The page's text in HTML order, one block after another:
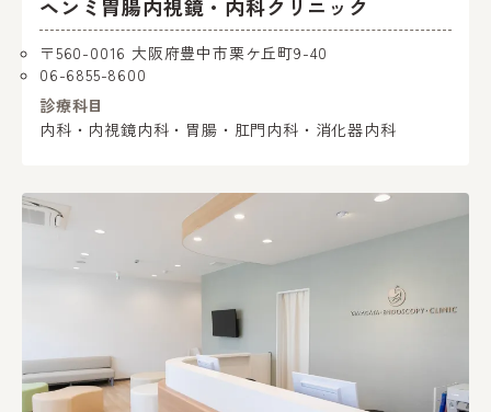
ヘンミ胃腸内視鏡・内科クリニック
〒560-0016 大阪府豊中市栗ケ丘町9-40
06-6855-8600
診療科目
内科・内視鏡内科・胃腸・肛門内科・消化器内科